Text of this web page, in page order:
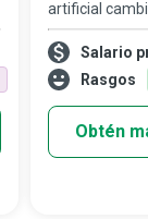
artificial
empleo: la
Cualquier
relevante en
Salario
Rasgos
Obtén